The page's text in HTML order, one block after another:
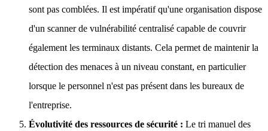
sont pas comblées. Il est impératif qu'une organisation dispose
d'un scanner de vulnérabilité centralisé capable de couvrir
également les terminaux distants. Cela permet de maintenir la
détection des menaces à un niveau constant, en particulier
lorsque le personnel n'est pas présent dans les bureaux de
l'entreprise.
Évolutivité des ressources de sécurité : Le tri manuel des